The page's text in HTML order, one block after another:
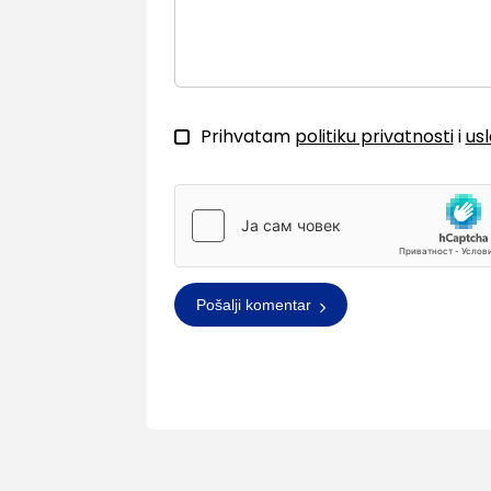
Prihvatam politiku privatnostii
Pošalji komentar